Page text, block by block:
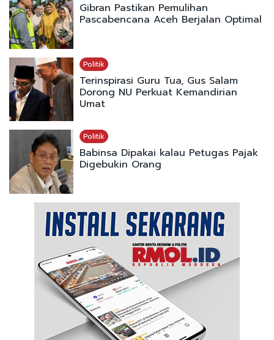
Gibran Pastikan Pemulihan
Pascabencana Aceh Berjalan Optimal
Politik
Terinspirasi Guru Tua, Gus Salam
Dorong NU Perkuat Kemandirian
Umat
Politik
Babinsa Dipakai kalau Petugas Pajak
Digebukin Orang